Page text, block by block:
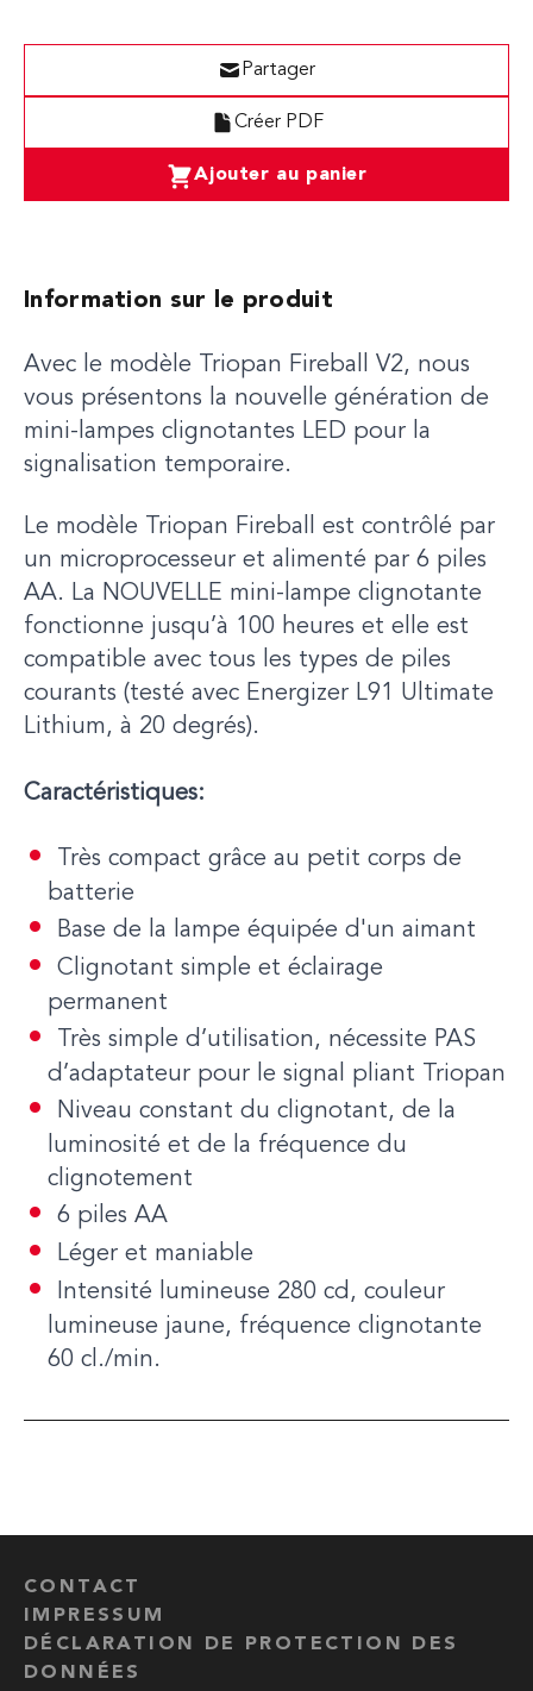
Ajouter au panier
Créer PDF
Partager
Information sur le produit
Avec le modèle Triopan Fireball V2, nous
vous présentons la nouvelle génération de
mini-lampes clignotantes LED pour la
signalisation temporaire.
Le modèle Triopan Fireball est contrôlé par
un microprocesseur et alimenté par 6 piles
AA. La NOUVELLE mini-lampe clignotante
fonctionne jusqu’à 100 heures et elle est
compatible avec tous les types de piles
courants (testé avec Energizer L91 Ultimate
Lithium, à 20 degrés).
Caractéristiques:
Très compact grâce au petit corps de
batterie
Base de la lampe équipée d'un aimant
Clignotant simple et éclairage
permanent
Très simple d’utilisation, nécessite PAS
d’adaptateur pour le signal pliant Triopan
Niveau constant du clignotant, de la
luminosité et de la fréquence du
clignotement
6 piles AA
Léger et maniable
Intensité lumineuse 280 cd, couleur
lumineuse jaune, fréquence clignotante
60 cl./min.
CONTACT
IMPRESSUM
DÉCLARATION DE PROTECTION DES
DONNÉES